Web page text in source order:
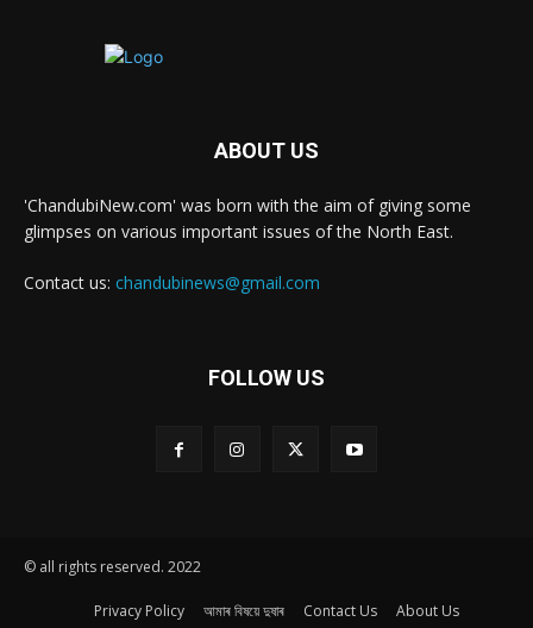
ABOUT US
'ChandubiNew.com' was born with the aim of giving some
glimpses on various important issues of the North East.
Contact us: chandubinews@gmail.com
FOLLOW US
© all rights reserved. 2022
Privacy Policy আমাৰ বিষয়ে দুষাৰ Contact Us About Us